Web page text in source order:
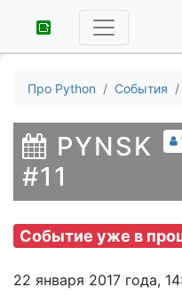
Про Python События
PYNSK
#11
Событие уже в
22 января 2017 года,